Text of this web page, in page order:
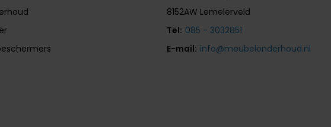
8152AW Lemelerveld
Tel: 085 - 3032851
E-mail: info@meubelonderhoud.nl